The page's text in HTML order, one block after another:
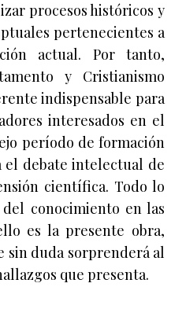
procesos históricos y
pertenecientes a
actual. Por tanto,
y Cristianismo
indispensable para
interesados en el
período de formación
el debate intelectual de
científica. Todo lo
conocimiento en las
es la presente obra,
sin duda sorprenderá al
que presenta.